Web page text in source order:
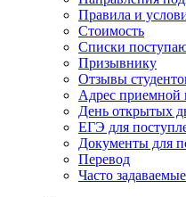
Правила и
Стоимость
Списки
Призывнику
Отзывы
Адрес приемной
День открытых
ЕГЭ для
Документы для
Перевод
Часто